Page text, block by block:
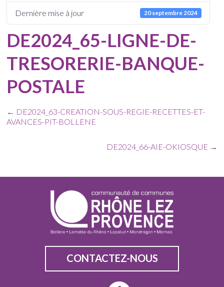
Dernière mise à jour 20 septembre 2024
DE2024_65-LIGNE-DE-
TRESORERIE-BANQUE-
POSTALE
← DE2024_63-CREATION-SOUS-REGIE-RECETTES-ET-
AVANCES-PIT-BOLLENE
DE2024_66-AIE-OKIOSQUE →
CONTACTEZ-NOUS